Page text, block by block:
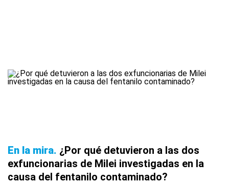
En la mira ¿Por qué detuvieron a las dos
exfuncionarias de Milei investigadas en la
causa del fentanilo contaminado?